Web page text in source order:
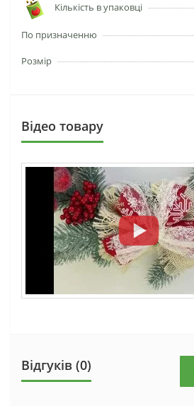
Кількість в упаковці
По призначенню
Розмір
Вiдео товару
Відгуків (0)